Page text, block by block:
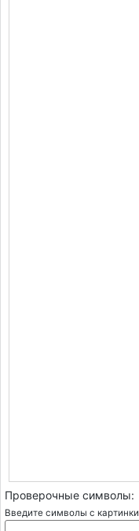
Проверочные символы:
Введите символы с картинки